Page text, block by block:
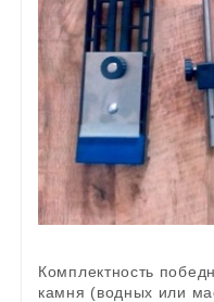
Комплектность
камня (водных или